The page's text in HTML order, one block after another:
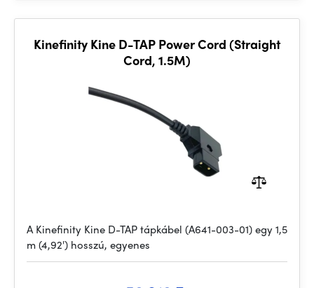
Kinefinity Kine D-TAP Power Cord (Straight
Cord, 1.5M)
A Kinefinity Kine D-TAP tápkábel (A641-003-01) egy 1,5
m (4,92') hosszú, egyenes